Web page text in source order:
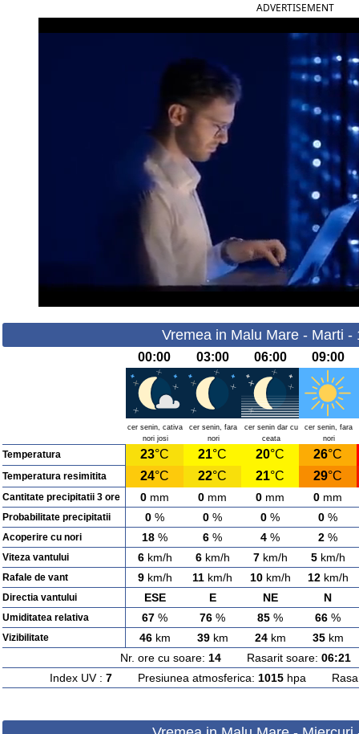
ADVERTISEMENT
Vremea in Malu Mare - Marti -
00:00 03:00 06:00 09:00
cer senin, cativa
nori josi
cer senin, fara
nori
cer senin dar cu
ceata
cer senin, fara
nori
Temperatura 23°C 21°C 20°C 26°C
Temperatura resimitita 24°C 22°C 21°C 29°C
Cantitate precipitatii 3 ore 0 mm 0 mm 0 mm 0 mm
Probabilitate precipitatii 0 % 0 % 0 % 0 %
Acoperire cu nori 18 % 6 % 4 % 2 %
Viteza vantului 6km/h 6km/h 7km/h 5km/h
Rafale de vant 9km/h 11 km/h 10km/h 12km/h
Directia vantului ESE E NE N
Umiditatea relativa 67 % 76 % 85 % 66 %
Vizibilitate 46km 39km 24km 35km
Nr. ore cu soare: 14Rasarit soare: 06:21
Index UV : 7Presiunea atmosferica: 1015hpa